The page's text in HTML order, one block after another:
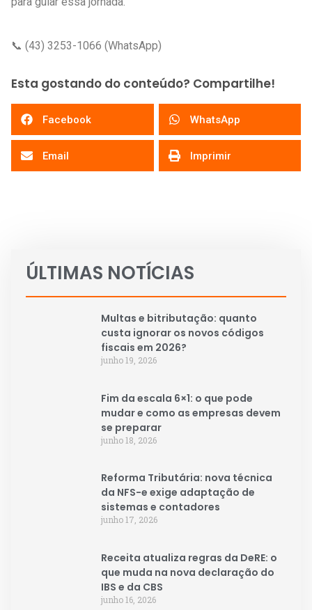
📞 (43) 3253-1066 (WhatsApp)
Esta gostando do conteúdo? Compartilhe!
Facebook WhatsApp
Email Imprimir
ÚLTIMAS NOTÍCIAS
Multas e bitributação: quanto
custa ignorar os novos códigos
fiscais em 2026?
junho 19, 2026
Fim da escala 6×1: o que pode
mudar e como as empresas devem
se preparar
junho 18, 2026
Reforma Tributária: nova técnica
da NFS-e exige adaptação de
sistemas e contadores
junho 17, 2026
Receita atualiza regras da DeRE: o
que muda na nova declaração do
IBS e da CBS
junho 16, 2026